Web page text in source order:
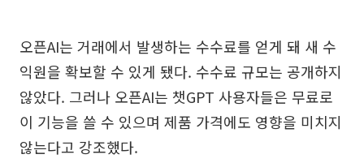
오픈AI는 거래에서 발생하는 수수료를 얻게 돼 새 수
익원을 확보할 수 있게 됐다. 수수료 규모는 공개하지
않았다. 그러나 오픈AI는 챗GPT 사용자들은 무료로
이 기능을 쓸 수 있으며 제품 가격에도 영향을 미치지
않는다고 강조했다.